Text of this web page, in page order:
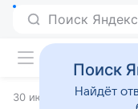
Поиск
30 июня 2026
Поиск
Найдёт